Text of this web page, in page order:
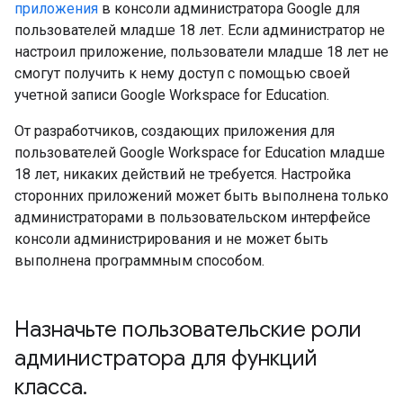
приложения в консоли администратора Google для
пользователей младше 18 лет. Если администратор не
настроил приложение, пользователи младше 18 лет не
смогут получить к нему доступ с помощью своей
учетной записи Google Workspace for Education.
От разработчиков, создающих приложения для
пользователей Google Workspace for Education младше
18 лет, никаких действий не требуется. Настройка
сторонних приложений может быть выполнена только
администраторами в пользовательском интерфейсе
консоли администрирования и не может быть
выполнена программным способом.
Назначьте пользовательские роли
администратора для функций
класса.